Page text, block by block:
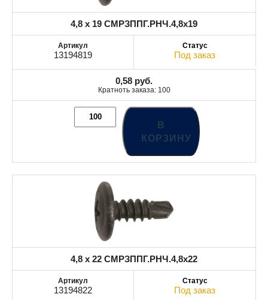
4,8 x 19 СМРЗППГ.РНЧ.4,8x19
13194819 Под заказ
0,58 руб.
Кратноть заказа: 100
В
КОРЗИНУ
4,8 x 22 СМРЗППГ.РНЧ.4,8x22
13194822 Под заказ